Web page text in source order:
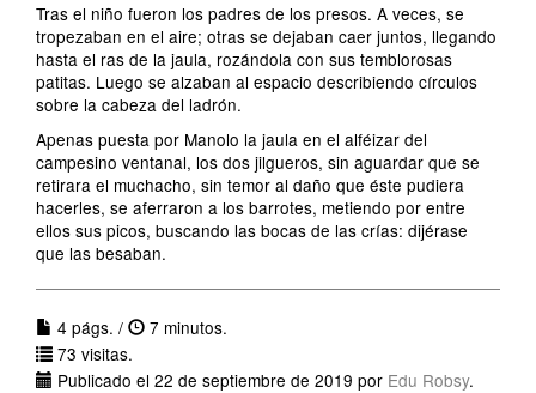
Tras el niño fueron los padres de los presos. A veces, se
tropezaban en el aire; otras se dejaban caer juntos, llegando
hasta el ras de la jaula, rozándola con sus temblorosas
patitas. Luego se alzaban al espacio describiendo círculos
sobre la cabeza del ladrón.
Apenas puesta por Manolo la jaula en el alféizar del
campesino ventanal, los dos jilgueros, sin aguardar que se
retirara el muchacho, sin temor al daño que éste pudiera
hacerles, se aferraron a los barrotes, metiendo por entre
ellos sus picos, buscando las bocas de las crías: dijérase
que las besaban.
4 págs. /
7 minutos.
73 visitas.
Publicado el 22 de septiembre de 2019 por Edu Robsy.